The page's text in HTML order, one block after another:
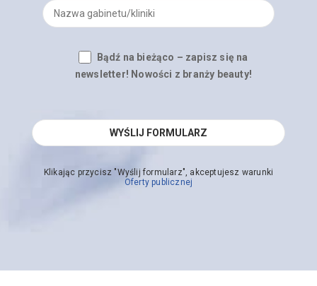
Bądź na bieżąco – zapisz się na
newsletter! Nowości z branży beauty!
Klikając przycisz "Wyślij formularz", akceptujesz warunki
Oferty publicznej